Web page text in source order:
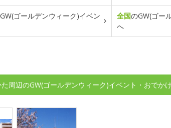
ゴールデンウィーク)イベン
全国のGW(ゴー
へ
周辺のGW(ゴールデンウィーク)イベント・おでか